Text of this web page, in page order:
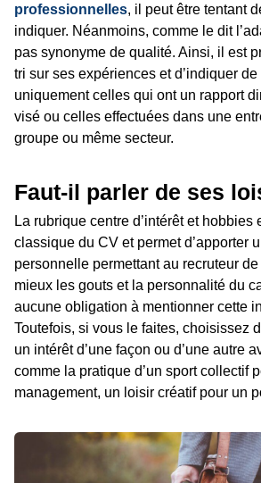
professionnelles, il peut être tentant
indiquer. Néanmoins, comme le dit
pas synonyme de qualité. Ainsi, il est
tri sur ses expériences et d’indiquer
uniquement celles qui ont un rapport
visé ou celles effectuées dans une
groupe ou même secteur.
Faut-il parler de ses
La rubrique centre d’intérêt et hobbies
classique du CV et permet d’apporter
personnelle permettant au recruteur
mieux les gouts et la personnalité du
aucune obligation à mentionner cette
Toutefois, si vous le faites, choisissez
un intérêt d’une façon ou d’une autre
comme la pratique d’un sport collectif
management, un loisir créatif pour un